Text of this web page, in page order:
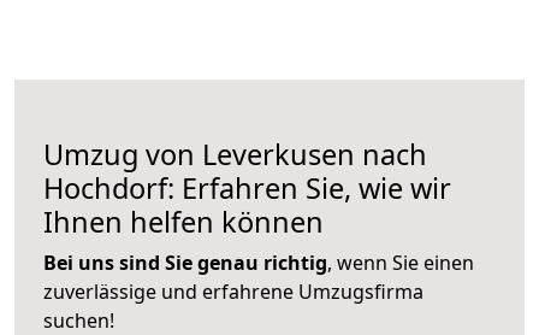
Umzug von Leverkusen nach
Hochdorf: Erfahren Sie, wie wir
Ihnen helfen können
Bei uns sind Sie genau richtig, wenn Sie einen
zuverlässige und erfahrene Umzugsfirma
suchen!